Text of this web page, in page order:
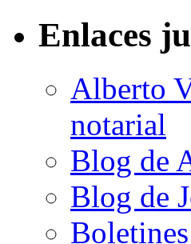
Enlaces
Alberto
notarial
Blog de
Blog de